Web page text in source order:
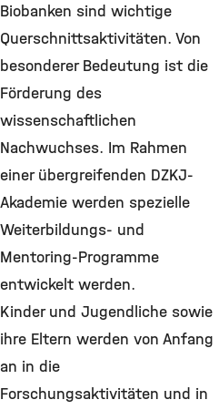
Biobanken sind wichtige
Querschnittsaktivitäten. Von
besonderer Bedeutung ist die
Förderung des
wissenschaftlichen
Nachwuchses. Im Rahmen
einer übergreifenden DZKJ-
Akademie werden spezielle
Weiterbildungs- und
Mentoring-Programme
entwickelt werden.
Kinder und Jugendliche sowie
ihre Eltern werden von Anfang
an in die
Forschungsaktivitäten und in